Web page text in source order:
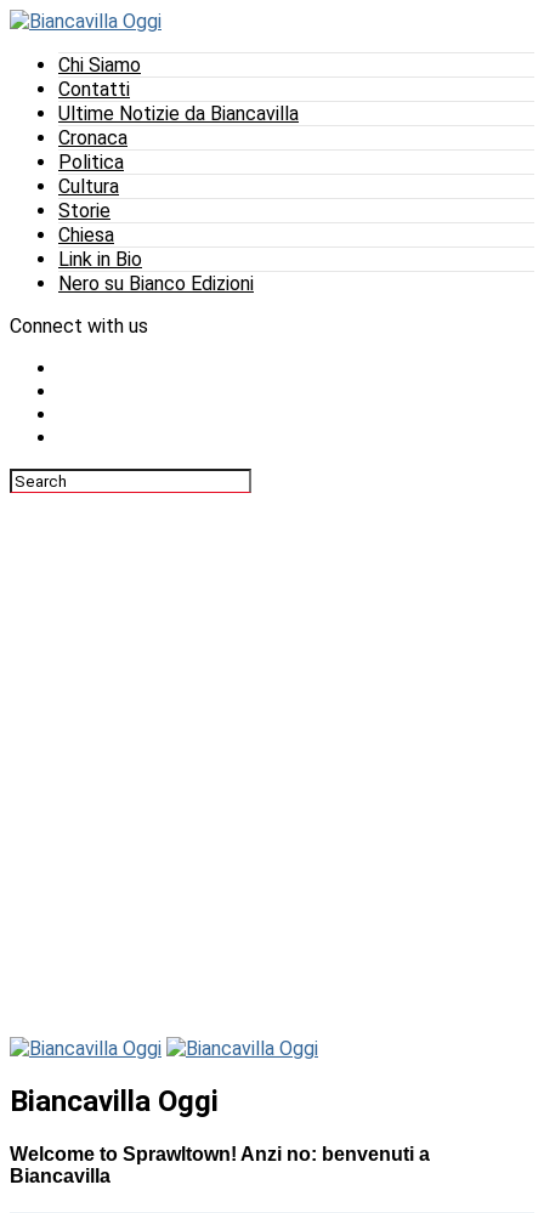
Chi Siamo
Contatti
Ultime Notizie da Biancavilla
Cronaca
Politica
Cultura
Storie
Chiesa
Link in Bio
Nero su Bianco Edizioni
Connect with us
Biancavilla Oggi
Welcome to Sprawltown! Anzi no: benvenuti a
Biancavilla